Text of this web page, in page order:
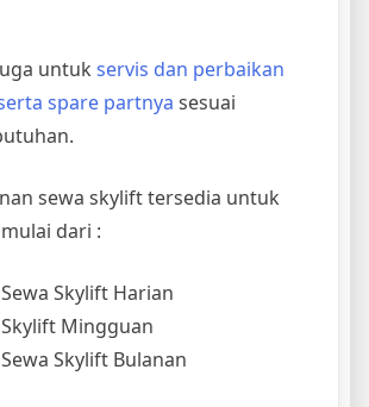
untuk servis dan perbaikan
spare partnya sesuai
sewa skylift tersedia untuk
dari :
Sewa Skylift Harian
Skylift Mingguan
Sewa Skylift Bulanan